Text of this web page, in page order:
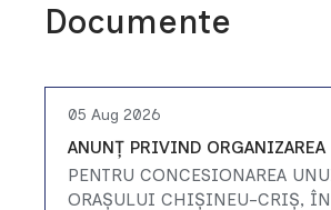
Documente
05 Aug 2026
ANUNŢ PRIVIND
PENTRU CONCESIONAREA
ORAȘULUI CHIȘINEU-CRIȘ, ÎN